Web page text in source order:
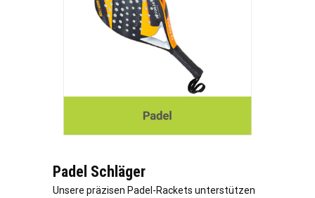
Padel Schläger
Unsere präzisen Padel-Rackets unterstützen